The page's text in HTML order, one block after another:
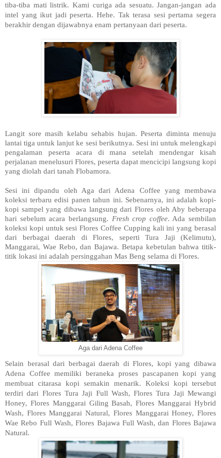
tiba-tiba mati listrik. Kami curiga ada sesuatu. Jangan-jangan ada
intel yang ikut jadi peserta. Hehe. Tak terasa sesi pertama segera
berakhir dengan dijawabnya enam pertanyaan dari peserta.
Langit sore masih kelabu sehabis hujan. Peserta diminta menuju
lantai tiga untuk lanjut ke sesi berikutnya. Sesi ini untuk melengkapi
pengalaman peserta acara di mana setelah mendengar kisah
perjalanan menelusuri Flores, peserta dapat mencicipi langsung kopi
yang diolah dari tanah Flobamora.
Sesi ini dipandu oleh Aga dari Adena Coffee yang membawa
koleksi terbaru edisi panen tahun ini. Sebenarnya, ini adalah kopi-
kopi sampel yang dibawa langsung dari Flores oleh Aby beberapa
hari sebelum acara berlangsung. Fresh crop coffee. Ada sembilan
koleksi kopi untuk sesi Flores Coffee Cupping kali ini yang berasal
dari berbagai daerah di Flores, seperti Tura Jaji (Kelimutu),
Manggarai, Wae Rebo, dan Bajawa. Betapa kebetulan bahwa titik-
titik lokasi ini adalah persinggahan Mas Beng selama di Flores.
Aga dari Adena Coffee
Selain berasal dari berbagai daerah di Flores, kopi yang dibawa
Adena Coffee memiliki beraneka proses pascapanen kopi yang
membuat citarasa kopi semakin menarik. Koleksi kopi tersebut
terdiri dari Flores Tura Jaji Full Wash, Flores Tura Jaji Mewangi
Honey, Flores Manggarai Giling Basah, Flores Manggarai Hybrid
Wash, Flores Manggarai Natural, Flores Manggarai Honey, Flores
Wae Rebo Full Wash, Flores Bajawa Full Wash, dan Flores Bajawa
Natural.